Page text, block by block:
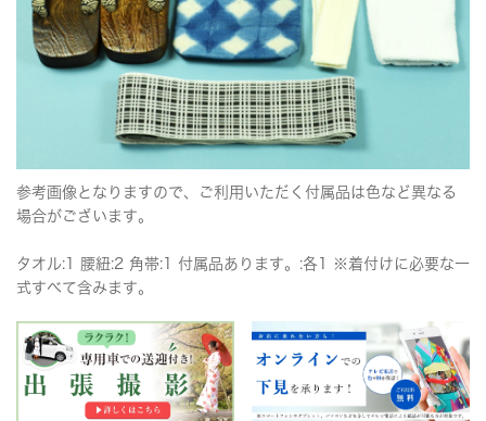
参考画像となりますので、ご利用いただく付属品は色など異なる
場合がございます。
タオル:1 腰紐:2 角帯:1 付属品あります。:各1 ※着付けに必要な一
式すべて含みます。